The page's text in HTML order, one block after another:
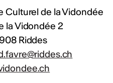
Culturel de la Vidondée
la Vidondée 2
Riddes